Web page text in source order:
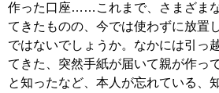
作った口座……これまで、さまざま
てきたものの、今では使わずに放置
ではないでしょうか。なかには引っ
てきた、突然手紙が届いて親が作っ
と知ったなど、本人が忘れている、